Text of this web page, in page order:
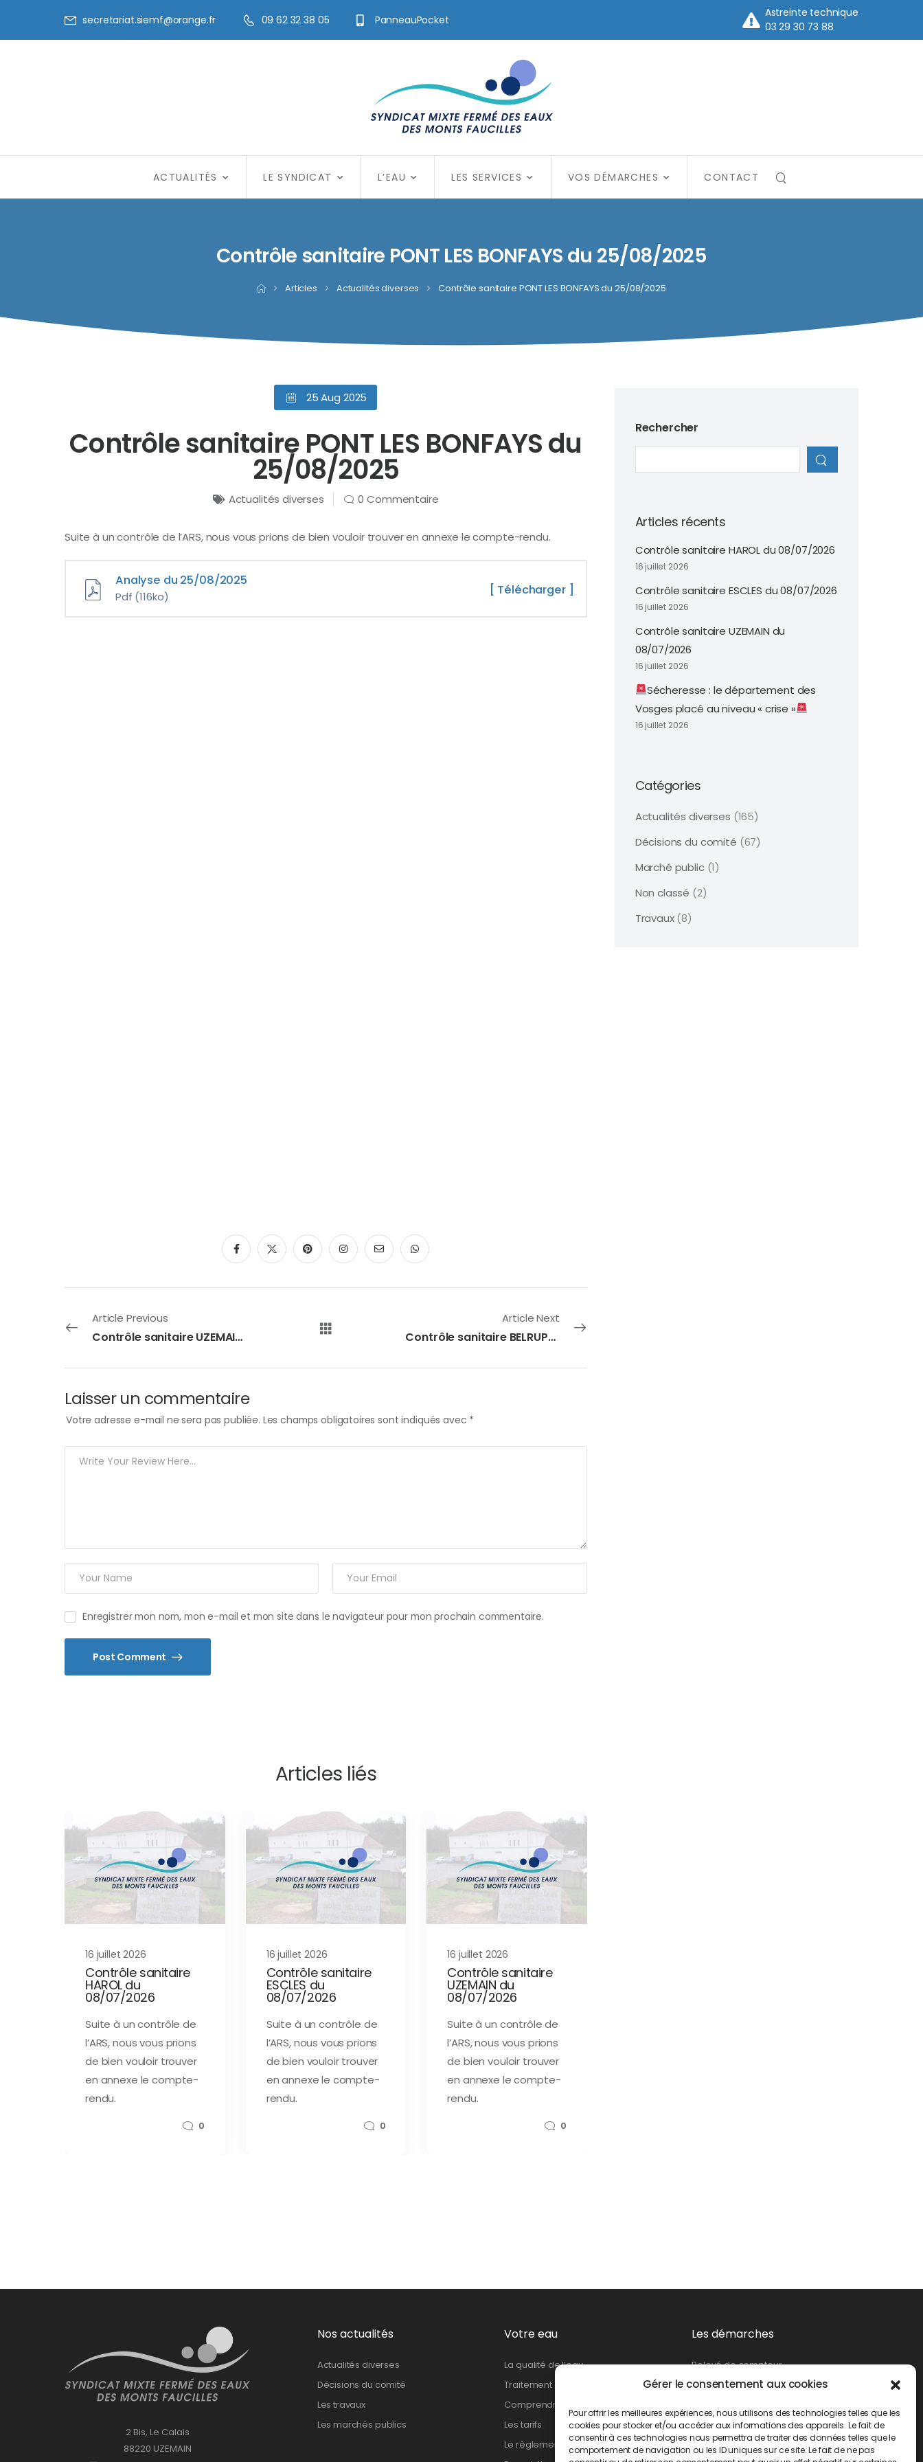
Gérer le consentement aux cookies
Pour offrir les meilleures expériences, nous utilisons des technologies telles que les
cookies pour stocker et/ou accéder aux informations des appareils. Le fait de
consentir à ces technologies nous permettra de traiter des données telles que le
comportement de navigation ou les ID uniques sur ce site. Le fait de ne pas
secretariat.siemf@orange.fr 09 62 32 38 05 PanneauPocket
Astreinte technique
03 29 30 73 88
ACTUALITÉS LE SYNDICAT L’EAU LES SERVICES VOS DÉMARCHES CONTACT
Contrôle sanitaire PONT LES BONFAYS du 25/08/2025
> Articles > Actualités diverses > Contrôle sanitaire PONT LES BONFAYS du 25/08/2025
Rechercher
Articles récents
Contrôle sanitaire HAROL du 08/07/2026
16 juillet 2026
Contrôle sanitaire ESCLES du 08/07/2026
16 juillet 2026
Contrôle sanitaire UZEMAIN du
08/07/2026
16 juillet 2026
Sécheresse : le département des
Vosges placé au niveau « crise »
16 juillet 2026
Catégories
Actualités diverses (165)
Décisions du comité (67)
Marché public(1)
Non classé (2)
Travaux(8)
25 Aug 2025
Contrôle sanitaire PONT LES BONFAYS du
25/08/2025
Actualités diverses 0 Commentaire
Suite à un contrôle de l’ARS, nous vous prions de bien vouloir trouver en annexe le compte-rendu.
Analyse du 25/08/2025
Pdf (116ko) [ Télécharger ]
Article Previous
Contrôle sanitaire UZEMAIN du 31/07/2025
Article Next
Contrôle sanitaire BELRUPT du 11/09/2025
Laisser un commentaire
Votre adresse e-mail ne sera pas publiée. Les champs obligatoires sont indiqués avec *
Enregistrer mon nom, mon e-mail et mon site dans le navigateur pour mon prochain commentaire.
Post Comment
Articles liés
16 juillet 2026
Contrôle sanitaire
HAROL du
08/07/2026
Suite à un contrôle de
l’ARS, nous vous prions
de bien vouloir trouver
en annexe le compte-
rendu.
0
16 juillet 2026
Contrôle sanitaire
ESCLES du
08/07/2026
Suite à un contrôle de
l’ARS, nous vous prions
de bien vouloir trouver
en annexe le compte-
rendu.
0
16 juillet 2026
Contrôle sanitaire
UZEMAIN du
08/07/2026
Suite à un contrôle de
l’ARS, nous vous prions
de bien vouloir trouver
en annexe le compte-
rendu.
0
2 Bis, Le Calais
88220 UZEMAIN
Nos actualités
Actualités diverses
Décisions du comité
Les travaux
Les marchés publics
Votre eau
La qualité de l’eau
Traitement de l’eau
Comprendre ma facture
Les tarifs
Le règlement
Les démarches
Relevé de compteur
Création de branchement
Changement de propriétaire
Demande d’abonnement